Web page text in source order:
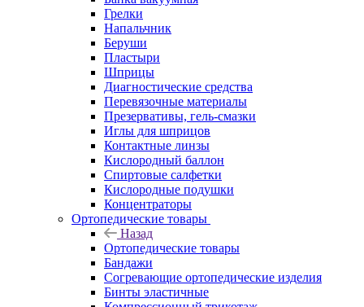
Грелки
Напальчник
Беруши
Пластыри
Шприцы
Диагностические средства
Перевязочные материалы
Презервативы, гель-смазки
Иглы для шприцов
Контактные линзы
Кислородный баллон
Спиртовые салфетки
Кислородные подушки
Концентраторы
Ортопедические товары
Назад
Ортопедические товары
Бандажи
Согревающие ортопедические изделия
Бинты эластичные